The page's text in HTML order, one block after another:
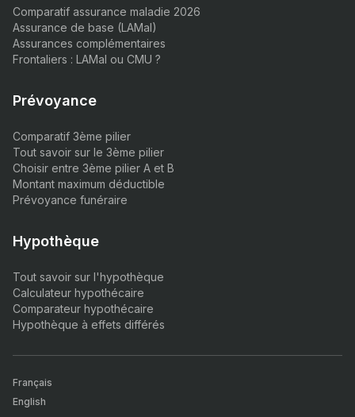
Comparatif assurance maladie 2026
Assurance de base (LAMal)
Assurances complémentaires
Frontaliers : LAMal ou CMU ?
Prévoyance
Comparatif 3ème pilier
Tout savoir sur le 3ème pilier
Choisir entre 3ème pilier A et B
Montant maximum déductible
Prévoyance funéraire
Hypothèque
Tout savoir sur l'hypothèque
Calculateur hypothécaire
Comparateur hypothécaire
Hypothèque à effets différés
Français
English